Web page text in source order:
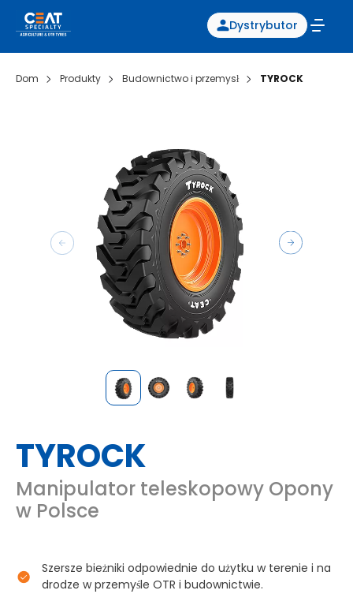
Dystrybutor
Dom Produkty Budownictwo i przemysł TYROCK
TYROCK
Manipulator teleskopowy Opony
w Polsce
Szersze bieżniki odpowiednie do użytku w terenie i na
drodze w przemyśle OTR i budownictwie.